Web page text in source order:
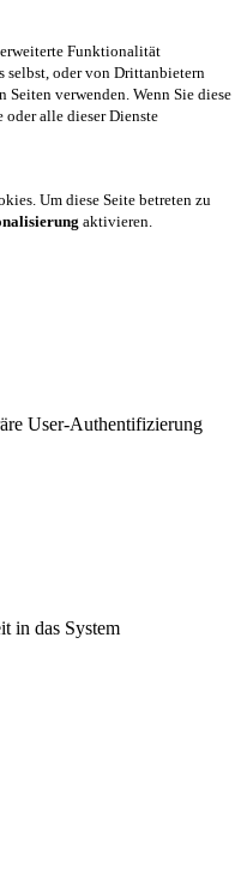
Funktionalität
selbst, oder von Drittanbietern
Seiten verwenden. Wenn Sie diese
alle dieser Dienste
Um diese Seite betreten zu
aktivieren.
User-Authentifizierung
in das System